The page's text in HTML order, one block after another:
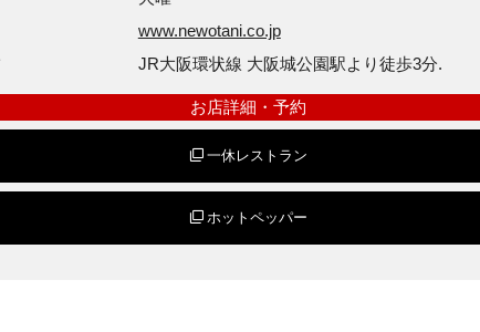
www.newotani.co.jp
JR大阪環状線 大阪城公園駅より徒歩3分.
お店詳細・予約
一休レストラン
ホットペッパー